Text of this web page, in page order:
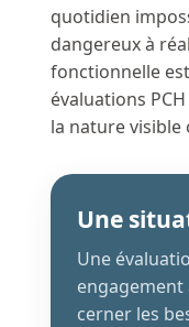
quotidien
dangereux à
fonctionnelle
évaluations
la nature visible
Une
Une
cerner les